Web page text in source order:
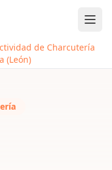
de Charcutería
(León)